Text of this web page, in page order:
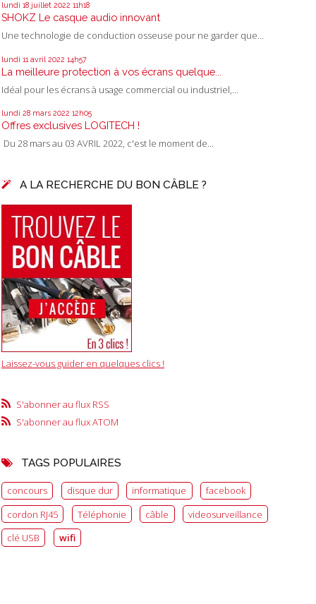
lundi 18 juillet 2022 11h18
SHOKZ Le casque audio innovant
Une technologie de conduction osseuse pour ne garder que...
lundi 11 avril 2022 14h57
La meilleure protection à vos écrans quelque...
Idéal pour les écrans à usage commercial ou industriel,...
lundi 28 mars 2022 12h05
Offres exclusives LOGITECH !
Du 28 mars au 03 AVRIL 2022, c'est le moment de...
A LA RECHERCHE DU BON CÂBLE ?
Laissez-vous guider en quelques clics !
S'abonner au flux RSS
S'abonner au flux ATOM
TAGS POPULAIRES
concours disque dur informatique
facebook
cordon RJ45
Téléphonie câble
videosurveillance
clé USB
wifi